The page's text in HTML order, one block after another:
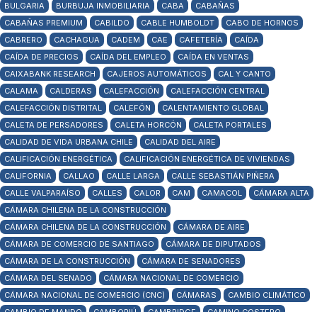
BULGARIA
BURBUJA INMOBILIARIA CABA
CABAÑAS
CABAÑAS PREMIUM
CABILDO CABLE HUMBOLDT
CABO DE HORNOS
CABRERO
CACHAGUA CADEM CAE CAFETERÍA
CAÍDA
CAÍDA DE PRECIOS
CAÍDA DEL EMPLEO
CAÍDA EN VENTAS
CAIXABANK RESEARCH
CAJEROS AUTOMÁTICOS
CAL Y CANTO
CALAMA
CALDERAS CALEFACCIÓN
CALEFACCIÓN CENTRAL
CALEFACCIÓN DISTRITAL
CALEFÓN
CALENTAMIENTO GLOBAL
CALETA DE PERSADORES
CALETA HORCÓN
CALETA PORTALES
CALIDAD DE VIDA URBANA CHILE
CALIDAD DEL AIRE
CALIFICACIÓN ENERGÉTICA
CALIFICACIÓN ENERGÉTICA DE VIVIENDAS
CALIFORNIA
CALLAO CALLE LARGA
CALLE SEBASTIÁN PIÑERA
CALLE VALPARAÍSO
CALLES CALOR CAM CAMACOL
CÁMARA ALTA
CÁMARA CHILENA DE LA CONSTRUCCIÓN
CÁMARA CHILENA DE LA CONSTRUCCIÓN
CÁMARA DE AIRE
CÁMARA DE COMERCIO DE SANTIAGO
CÁMARA DE DIPUTADOS
CÁMARA DE LA CONSTRUCCIÓN
CÁMARA DE SENADORES
CÁMARA DEL SENADO
CÁMARA NACIONAL DE COMERCIO
CÁMARA NACIONAL DE COMERCIO (CNC)
CÁMARAS
CAMBIO CLIMÁTICO